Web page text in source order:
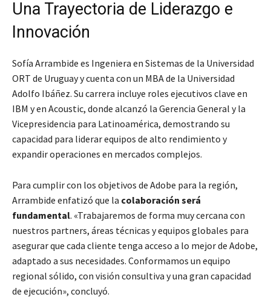
Una Trayectoria de Liderazgo e
Innovación
Sofía Arrambide es Ingeniera en Sistemas de la Universidad
ORT de Uruguay y cuenta con un MBA de la Universidad
Adolfo Ibáñez. Su carrera incluye roles ejecutivos clave en
IBM y en Acoustic, donde alcanzó la Gerencia General y la
Vicepresidencia para Latinoamérica, demostrando su
capacidad para liderar equipos de alto rendimiento y
expandir operaciones en mercados complejos.
Para cumplir con los objetivos de Adobe para la región,
Arrambide enfatizó que la colaboración será
fundamental. «Trabajaremos de forma muy cercana con
nuestros partners, áreas técnicas y equipos globales para
asegurar que cada cliente tenga acceso a lo mejor de Adobe,
adaptado a sus necesidades. Conformamos un equipo
regional sólido, con visión consultiva y una gran capacidad
de ejecución», concluyó.